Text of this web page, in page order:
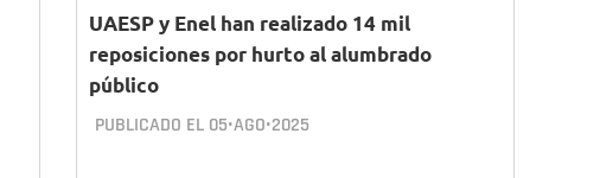
UAESP y Enel han realizado 14 mil
reposiciones por hurto al alumbrado
público
PUBLICADO EL 05•AGO•2025